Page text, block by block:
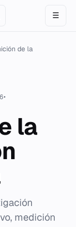
☰
de la
la
medición